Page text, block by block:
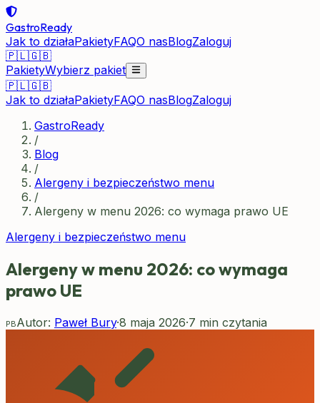
GastroReady
Jak to działaPakietyFAQO nasBlogZaloguj
🇵🇱🇬🇧
PakietyWybierz pakiet
🇵🇱🇬🇧
Jak to działaPakietyFAQO nasBlogZaloguj
GastroReady
/
Blog
/
Alergeny i bezpieczeństwo menu
/
Alergeny w menu 2026: co wymaga prawo UE
Alergeny i bezpieczeństwo menu
Alergeny w menu 2026: co wymaga
prawo UE
PBAutor: Paweł Bury·8 maja 2026·7 min czytania